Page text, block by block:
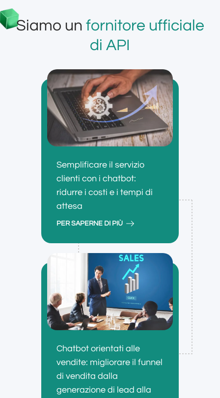
Siamo un fornitore ufficiale
di API
Semplificare il servizio
clienti con i chatbot:
ridurre i costi e i tempi di
attesa
PER SAPERNE DI PIÙ
Chatbot orientati alle
vendite: migliorare il funnel
di vendita dalla
generazione di lead alla